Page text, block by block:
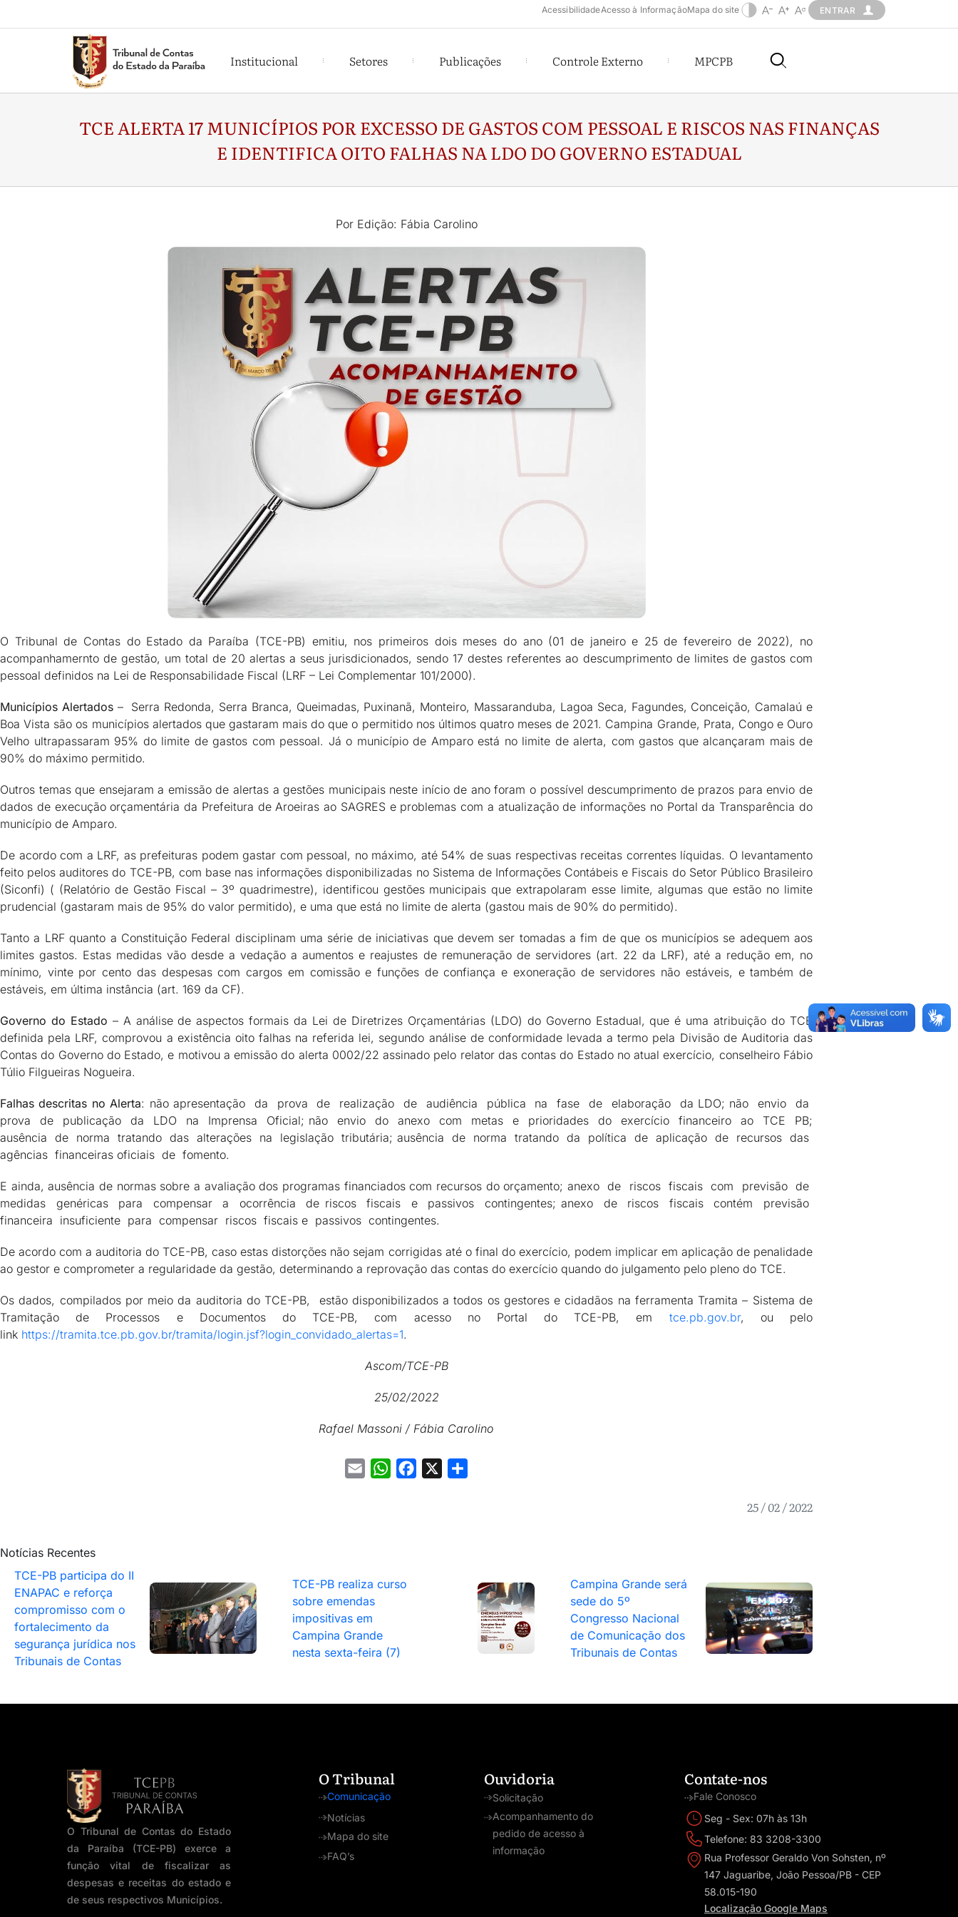
AcessibilidadeAcesso à InformaçãoMapa do site ENTRAR
Institucional Setores Publicações Controle Externo MPCPB
TCE ALERTA 17 MUNICÍPIOS POR EXCESSO DE GASTOS COM PESSOAL E RISCOS NAS FINANÇAS
E IDENTIFICA OITO FALHAS NA LDO DO GOVERNO ESTADUAL
Por Edição: Fábia Carolino
O Tribunal de Contas do Estado da Paraíba (TCE-PB) emitiu, nos primeiros dois meses do ano (01 de janeiro e 25 de fevereiro de 2022), no
acompanhamernto de gestão, um total de 20 alertas a seus jurisdicionados, sendo 17 destes referentes ao descumprimento de limites de gastos com
pessoal definidos na Lei de Responsabilidade Fiscal (LRF – Lei Complementar 101/2000).
Municípios Alertados – Serra Redonda, Serra Branca, Queimadas, Puxinanã, Monteiro, Massaranduba, Lagoa Seca, Fagundes, Conceição, Camalaú e
Boa Vista são os municípios alertados que gastaram mais do que o permitido nos últimos quatro meses de 2021. Campina Grande, Prata, Congo e Ouro
Velho ultrapassaram 95% do limite de gastos com pessoal. Já o município de Amparo está no limite de alerta, com gastos que alcançaram mais de
90% do máximo permitido.
Outros temas que ensejaram a emissão de alertas a gestões municipais neste início de ano foram o possível descumprimento de prazos para envio de
dados de execução orçamentária da Prefeitura de Aroeiras ao SAGRES e problemas com a atualização de informações no Portal da Transparência do
município de Amparo.
De acordo com a LRF, as prefeituras podem gastar com pessoal, no máximo, até 54% de suas respectivas receitas correntes líquidas. O levantamento
feito pelos auditores do TCE-PB, com base nas informações disponibilizadas no Sistema de Informações Contábeis e Fiscais do Setor Público Brasileiro
(Siconfi) ( (Relatório de Gestão Fiscal – 3º quadrimestre), identificou gestões municipais que extrapolaram esse limite, algumas que estão no limite
prudencial (gastaram mais de 95% do valor permitido), e uma que está no limite de alerta (gastou mais de 90% do permitido).
Tanto a LRF quanto a Constituição Federal disciplinam uma série de iniciativas que devem ser tomadas a fim de que os municípios se adequem aos
limites gastos. Estas medidas vão desde a vedação a aumentos e reajustes de remuneração de servidores (art. 22 da LRF), até a redução em, no
mínimo, vinte por cento das despesas com cargos em comissão e funções de confiança e exoneração de servidores não estáveis, e também de
estáveis, em última instância (art. 169 da CF).
Governo do Estado – A análise de aspectos formais da Lei de Diretrizes Orçamentárias (LDO) do Governo Estadual, que é uma atribuição do TCE
definida pela LRF, comprovou a existência oito falhas na referida lei, segundo análise de conformidade levada a termo pela Divisão de Auditoria das
Contas do Governo do Estado, e motivou a emissão do alerta 0002/22 assinado pelo relator das contas do Estado no atual exercício, conselheiro Fábio
Túlio Filgueiras Nogueira.
Falhas descritas no Alerta: não apresentação da prova de realização de audiência pública na fase de elaboração da LDO; não envio da
prova de publicação da LDO na Imprensa Oficial; não envio do anexo com metas e prioridades do exercício financeiro ao TCE PB;
ausência de norma tratando das alterações na legislação tributária; ausência de norma tratando da política de aplicação de recursos das
agências financeiras oficiais de fomento.
E ainda, ausência de normas sobre a avaliação dos programas financiados com recursos do orçamento; anexo de riscos fiscais com previsão de
medidas genéricas para compensar a ocorrência de riscos fiscais e passivos contingentes; anexo de riscos fiscais contém previsão
financeira insuficiente para compensar riscos fiscais e passivos contingentes.
De acordo com a auditoria do TCE-PB, caso estas distorções não sejam corrigidas até o final do exercício, podem implicar em aplicação de penalidade
ao gestor e comprometer a regularidade da gestão, determinando a reprovação das contas do exercício quando do julgamento pelo pleno do TCE.
Os dados, compilados por meio da auditoria do TCE-PB, estão disponibilizados a todos os gestores e cidadãos na ferramenta Tramita – Sistema de
Tramitação de Processos e Documentos do TCE-PB, com acesso no Portal do TCE-PB, em tce.pb.gov.br, ou pelo
link https://tramita.tce.pb.gov.br/tramita/login.jsf?login_convidado_alertas=1.
Ascom/TCE-PB
25/02/2022
Rafael Massoni / Fábia Carolino
Email WhatsAppFacebook
25 / 02 / 2022
Notícias Recentes
TCE-PB participa do II
ENAPAC e reforça
compromisso com o
fortalecimento da
segurança jurídica nos
Tribunais de Contas
TCE-PB realiza curso
sobre emendas
impositivas em
Campina Grande
nesta sexta-feira (7)
Campina Grande será
sede do 5º
Congresso Nacional
de Comunicação dos
Tribunais de Contas
O Tribunal de Contas do Estado
da Paraíba (TCE-PB) exerce a
função vital de fiscalizar as
despesas e receitas do estado e
de seus respectivos Municípios.
O Tribunal
Comunicação
Notícias
Mapa do site
FAQ’s
Ouvidoria
Solicitação
Acompanhamento do
pedido de acesso à
informação
Contate-nos
Fale Conosco
Seg - Sex: 07h às 13h
Telefone: 83 3208-3300
Rua Professor Geraldo Von Sohsten, nº
147 Jaguaribe, João Pessoa/PB - CEP
58.015-190
Localização Google Maps